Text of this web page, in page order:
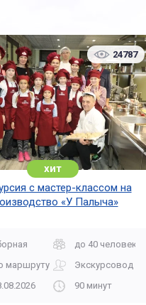
24787
хит
с мастер-классом на
«У Палыча»
до 40 человек
маршруту
Экскурсовод
90 минут